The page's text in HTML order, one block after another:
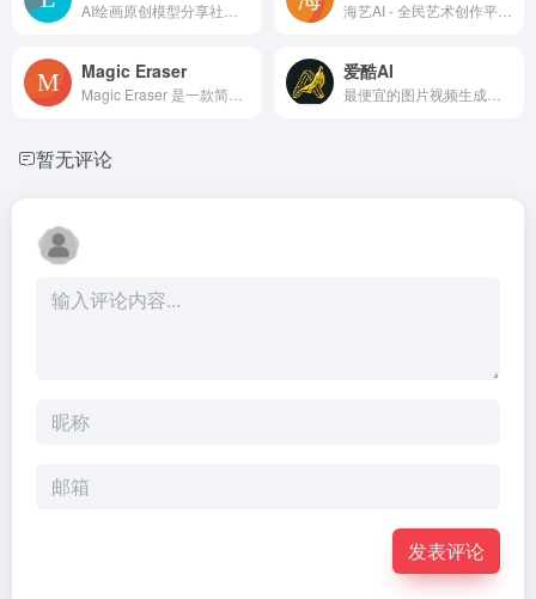
Magic Eraser 爱酷AI
暂无评论
发表评论